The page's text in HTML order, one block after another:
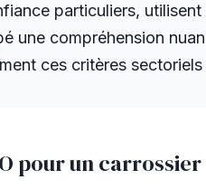
particuliers,
une compréhension
ces critères
pour un carrossier